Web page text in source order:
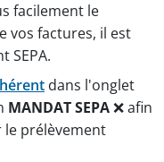
facilement le
vos factures, il est
SEPA.
dans l'onglet
MANDAT SEPA❌ afin
prélèvement